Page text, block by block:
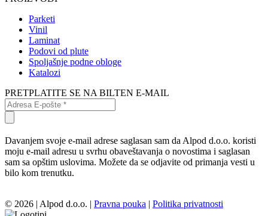
Parketi
Vinil
Laminat
Podovi od plute
Spoljašnje podne obloge
Katalozi
PRETPLATITE SE NA BILTEN E-MAIL
Davanjem svoje e-mail adrese saglasan sam da Alpod d.o.o. koristi
moju e-mail adresu u svrhu obaveštavanja o novostima i saglasan
sam sa opštim uslovima. Možete da se odjavite od primanja vesti u
bilo kom trenutku.
© 2026 | Alpod d.o.o. | Pravna pouka | Politika privatnosti